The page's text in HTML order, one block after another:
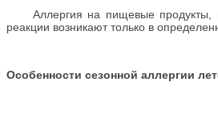
Аллергия на пищевые продукты, на
реакции возникают только в
Особенности сезонной аллергии